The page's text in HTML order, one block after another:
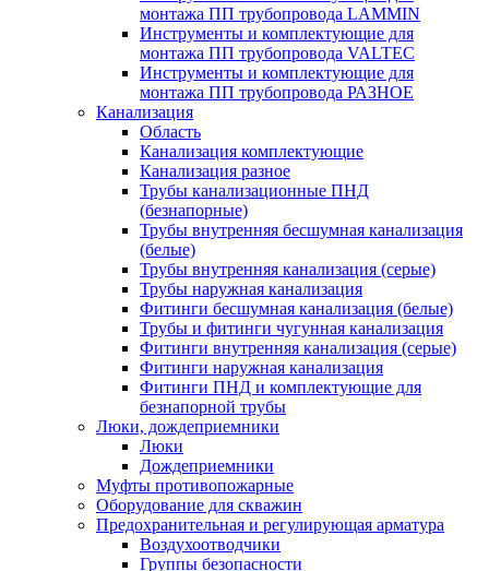
монтажа ПП трубопровода LAMMIN
Инструменты и комплектующие для
монтажа ПП трубопровода VALTEC
Инструменты и комплектующие для
монтажа ПП трубопровода РАЗНОЕ
Канализация
Область
Канализация комплектующие
Канализация разное
Трубы канализационные ПНД
(безнапорные)
Трубы внутренняя бесшумная канализация
(белые)
Трубы внутренняя канализация (серые)
Трубы наружная канализация
Фитинги бесшумная канализация (белые)
Трубы и фитинги чугунная канализация
Фитинги внутренняя канализация (серые)
Фитинги наружная канализация
Фитинги ПНД и комплектующие для
безнапорной трубы
Люки, дождеприемники
Люки
Дождеприемники
Муфты противопожарные
Оборудование для скважин
Предохранительная и регулирующая арматура
Воздухоотводчики
Группы безопасности